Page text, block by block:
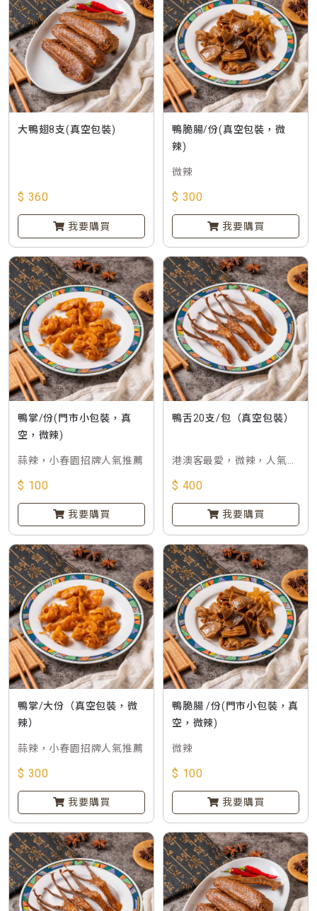
大鴨翅8支(真空包裝)
$ 360
我要購買
鴨脆腸/份(真空包裝，微
辣)
微辣
$ 300
我要購買
鴨掌/份(門市小包裝，真
空，微辣)
蒜辣，小春園招牌人氣推薦
$ 100
我要購買
鴨舌20支/包（真空包裝）
港澳客最愛，微辣，人氣招
牌
$ 400
我要購買
鴨掌/大份（真空包裝，微
辣）
蒜辣，小春園招牌人氣推薦
$ 300
我要購買
鴨脆腸 /份(門市小包裝，真
空，微辣)
微辣
$ 100
我要購買